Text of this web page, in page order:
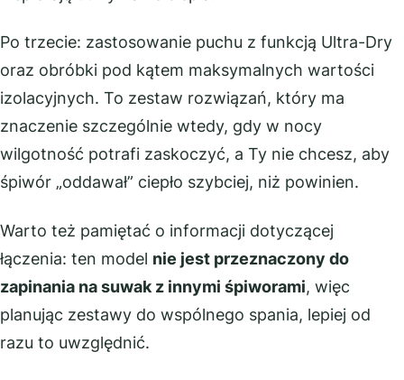
Po trzecie: zastosowanie puchu z funkcją Ultra-Dry
oraz obróbki pod kątem maksymalnych wartości
izolacyjnych. To zestaw rozwiązań, który ma
znaczenie szczególnie wtedy, gdy w nocy
wilgotność potrafi zaskoczyć, a Ty nie chcesz, aby
śpiwór „oddawał” ciepło szybciej, niż powinien.
Warto też pamiętać o informacji dotyczącej
łączenia: ten model nie jest przeznaczony do
zapinania na suwak z innymi śpiworami, więc
planując zestawy do wspólnego spania, lepiej od
razu to uwzględnić.